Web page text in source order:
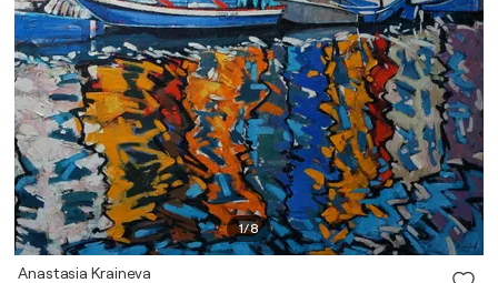
1/8
Anastasia Kraineva